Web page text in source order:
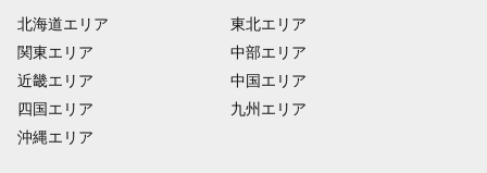
北海道エリア
関東エリア
近畿エリア
四国エリア
沖縄エリア
東北エリア
中部エリア
中国エリア
九州エリア